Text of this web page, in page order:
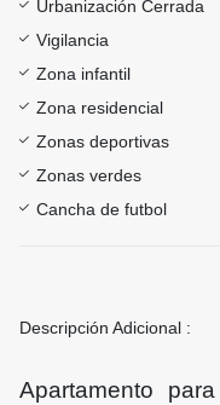
Urbanización Cerrada
Vigilancia
Zona infantil
Zona residencial
Zonas deportivas
Zonas verdes
Cancha de futbol
Descripción Adicional :
Apartamento